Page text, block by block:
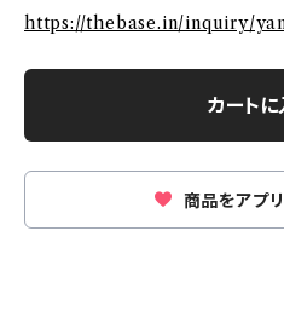
https://thebase.in/inquiry/
カート
商品をアプ